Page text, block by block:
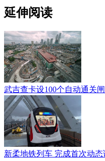
延伸阅读
武吉查卡设100个自动通关
新柔地铁列车 完成首次动态